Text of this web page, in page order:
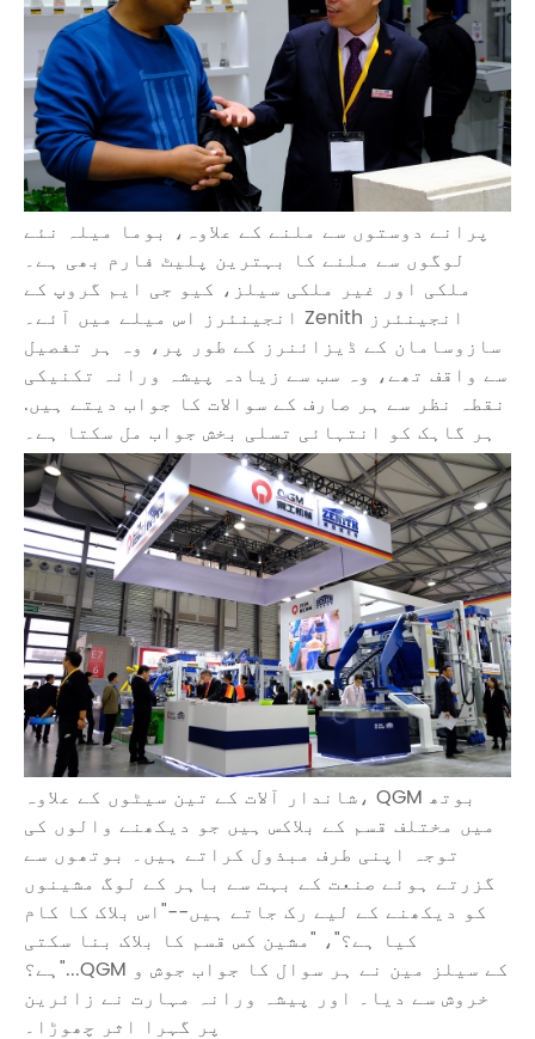
پرانے دوستوں سے ملنے کے علاوہ، بوما میلہ نئے
لوگوں سے ملنے کا بہترین پلیٹ فارم بھی ہے۔
ملکی اور غیر ملکی سیلز، کیو جی ایم گروپ کے
انجینئرز اس میلے میں آئے۔ Zenith انجینئرز
سازوسامان کے ڈیزائنرز کے طور پر، وہ ہر تفصیل
سے واقف تھے، وہ سب سے زیادہ پیشہ ورانہ تکنیکی
نقطہ نظر سے ہر صارف کے سوالات کا جواب دیتے ہیں.
ہر گاہک کو انتہائی تسلی بخش جواب مل سکتا ہے۔
شاندار آلات کے تین سیٹوں کے علاوہ، QGM بوتھ
میں مختلف قسم کے بلاکس ہیں جو دیکھنے والوں کی
توجہ اپنی طرف مبذول کراتے ہیں۔ بوتھوں سے
گزرتے ہوئے صنعت کے بہت سے باہر کے لوگ مشینوں
کو دیکھنے کے لیے رک جاتے ہیں--"اس بلاک کا کام
کیا ہے؟"، "مشین کس قسم کا بلاک بنا سکتی
ہے؟"...QGM کے سیلز مین نے ہر سوال کا جواب جوش و
خروش سے دیا۔ اور پیشہ ورانہ مہارت نے زائرین
پر گہرا اثر چھوڑا۔